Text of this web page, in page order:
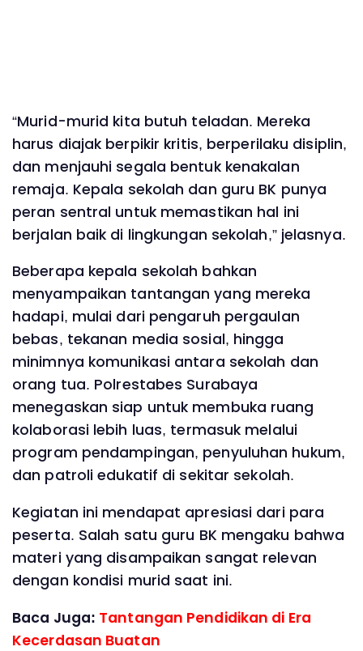
“Murid-murid kita butuh teladan. Mereka
harus diajak berpikir kritis, berperilaku disiplin,
dan menjauhi segala bentuk kenakalan
remaja. Kepala sekolah dan guru BK punya
peran sentral untuk memastikan hal ini
berjalan baik di lingkungan sekolah,” jelasnya.
Beberapa kepala sekolah bahkan
menyampaikan tantangan yang mereka
hadapi, mulai dari pengaruh pergaulan
bebas, tekanan media sosial, hingga
minimnya komunikasi antara sekolah dan
orang tua. Polrestabes Surabaya
menegaskan siap untuk membuka ruang
kolaborasi lebih luas, termasuk melalui
program pendampingan, penyuluhan hukum,
dan patroli edukatif di sekitar sekolah.
Kegiatan ini mendapat apresiasi dari para
peserta. Salah satu guru BK mengaku bahwa
materi yang disampaikan sangat relevan
dengan kondisi murid saat ini.
Baca Juga: Tantangan Pendidikan di Era
Kecerdasan Buatan